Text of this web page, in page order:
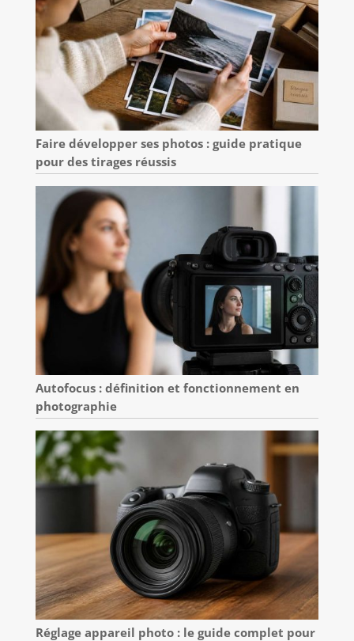
Faire développer ses photos : guide pratique
pour des tirages réussis
Autofocus : définition et fonctionnement en
photographie
Réglage appareil photo : le guide complet pour